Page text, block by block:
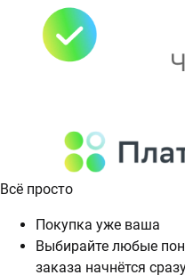
Всё просто
Покупка уже ваша
Выбирайте любые
заказа начнётся